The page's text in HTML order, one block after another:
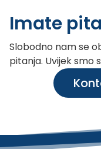
Imate
Slobodno nam se
pitanja. Uvijek smo